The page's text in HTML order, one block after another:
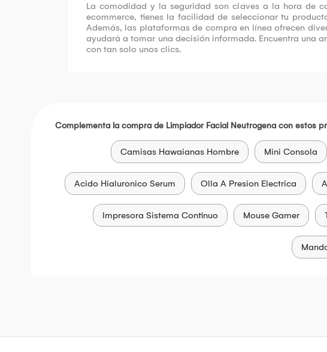
La comodidad y la seguridad son claves a la hora de
ecommerce, tienes la facilidad de seleccionar tu
Además, las plataformas de compra en línea ofrecen
ayudará a tomar una decisión informada. Encuentra una
con tan solo unos clics.
Complementa la compra de Limpiador Facial Neutrogena con estos
Camisas Hawaianas Hombre Mini Consola
Acido Hialuronico Serum Olla A Presion Electrica
Impresora Sistema Continuo Mouse Gamer